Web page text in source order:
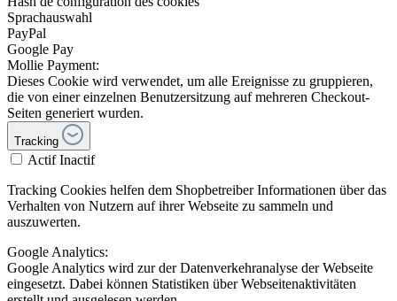
Sprachauswahl
PayPal
Google Pay
Mollie Payment:
Dieses Cookie wird verwendet, um alle Ereignisse zu gruppieren,
die von einer einzelnen Benutzersitzung auf mehreren Checkout-
Seiten generiert wurden.
Tracking
Actif Inactif
Tracking Cookies helfen dem Shopbetreiber Informationen über das
Verhalten von Nutzern auf ihrer Webseite zu sammeln und
auszuwerten.
Google Analytics:
Google Analytics wird zur der Datenverkehranalyse der Webseite
eingesetzt. Dabei können Statistiken über Webseitenaktivitäten